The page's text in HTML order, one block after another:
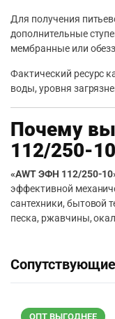
Для получения
дополнительные
мембранные или
Фактический ресурс
воды, уровня
Почему
112/250-
«AWT ЭФН 112/250-
эффективной
сантехники, бытовой
песка, ржавчины,
ОПТ ВЫГОДНЕЕ